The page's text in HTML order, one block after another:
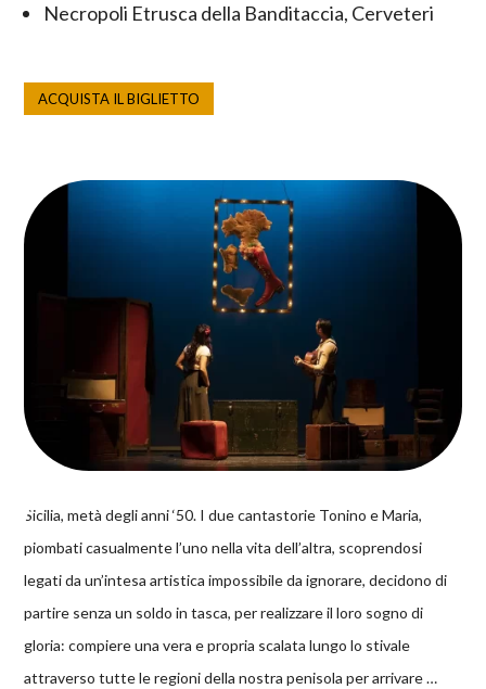
Necropoli Etrusca della Banditaccia, Cerveteri
ACQUISTA IL BIGLIETTO
Sicilia, metà degli anni ‘50. I due cantastorie Tonino e Maria,
piombati casualmente l’uno nella vita dell’altra, scoprendosi
legati da un’intesa artistica impossibile da ignorare, decidono di
partire senza un soldo in tasca, per realizzare il loro sogno di
gloria: compiere una vera e propria scalata lungo lo stivale
attraverso tutte le regioni della nostra penisola per arrivare …